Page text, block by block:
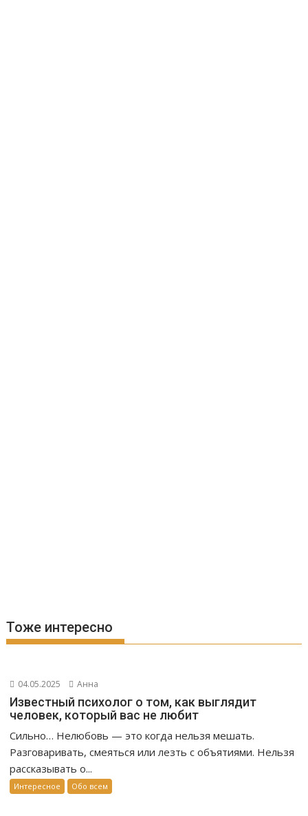
Тоже интересно
04.05.2025 Анна
Известный психолог о том, как выглядит
человек, который вас не любит
Сильно… Нелюбовь — это когда нельзя мешать.
Разговаривать, смеяться или лезть с объятиями. Нельзя
рассказывать о...
Интересное Обо всем